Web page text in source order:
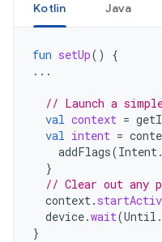
Kotlin Java
fun setUp()
{
...
// Launch a
val context =
val intent =
addFlags(Intent.
}
// Clear out any
context.
device.wait(Until .
}